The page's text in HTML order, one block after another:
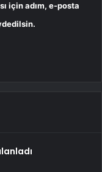
için adım, e-posta